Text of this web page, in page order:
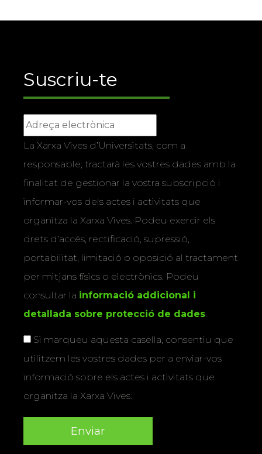
Suscriu-te
La Xarxa Vives d’Universitats, com a
responsable, tractarà les vostres dades amb la
finalitat de gestionar la vostra subscripció i
informar-vos dels actes i activitats que
organitza la Xarxa Vives. Podeu exercir els
drets d’accés, rectificació, supressió,
portabilitat, limitació o oposició al tractament
per mitjans físics o electrònics. Podeu
consultar la informació addicional i
detallada sobre protecció de dades.
Si marqueu aquesta casella, consentiu que
utilitzem les vostres dades per a enviar-vos
informació sobre els actes i activitats que
organitza la Xarxa Vives.